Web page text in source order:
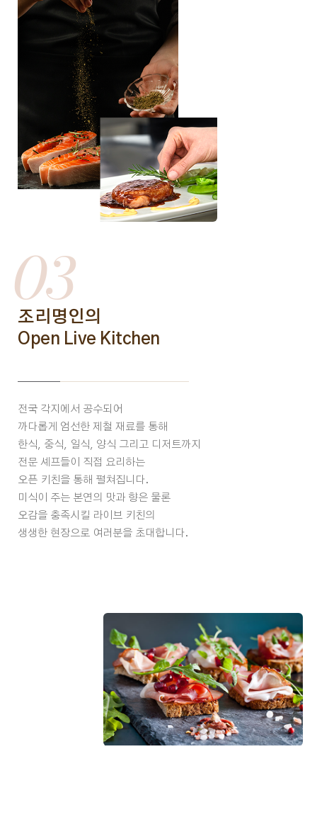
03
조리명인의
Open Live Kitchen
전국 각지에서 공수되어
까다롭게 엄선한 제철 재료를 통해
한식, 중식, 일식, 양식 그리고 디저트까지
전문 셰프들이 직접 요리하는
오픈 키친을 통해 펼쳐집니다.
미식이 주는 본연의 맛과 향은 물론
오감을 충족시킬 라이브 키친의
생생한 현장으로 여러분을 초대합니다.